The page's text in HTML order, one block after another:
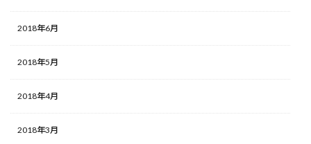
2018年6月
2018年5月
2018年4月
2018年3月